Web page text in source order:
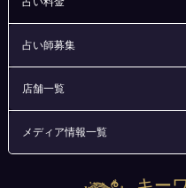
占い師募集
店舗一覧
メディア情報一覧